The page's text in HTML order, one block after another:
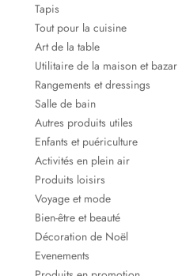
Tapis
Tout pour la cuisine
Art de la table
Utilitaire de la maison et bazar
Rangements et dressings
Salle de bain
Autres produits utiles
Enfants et puériculture
Activités en plein air
Produits loisirs
Voyage et mode
Bien-être et beauté
Décoration de Noël
Evenements